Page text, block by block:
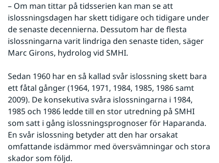
– Om man tittar på tidsserien kan man se att
islossningsdagen har skett tidigare och tidigare under
de senaste decennierna. Dessutom har de flesta
islossningarna varit lindriga den senaste tiden, säger
Marc Girons, hydrolog vid SMHI.
Sedan 1960 har en så kallad svår islossning skett bara
ett fåtal gånger (1964, 1971, 1984, 1985, 1986 samt
2009). De konsekutiva svåra islossningarna i 1984,
1985 och 1986 ledde till en stor utredning på SMHI
som satt i gång islossningsprognoser för Haparanda.
En svår islossning betyder att den har orsakat
omfattande isdämmor med översvämningar och stora
skador som följd.